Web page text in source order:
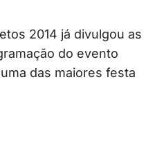
2014 já divulgou as
do evento
das maiores festa